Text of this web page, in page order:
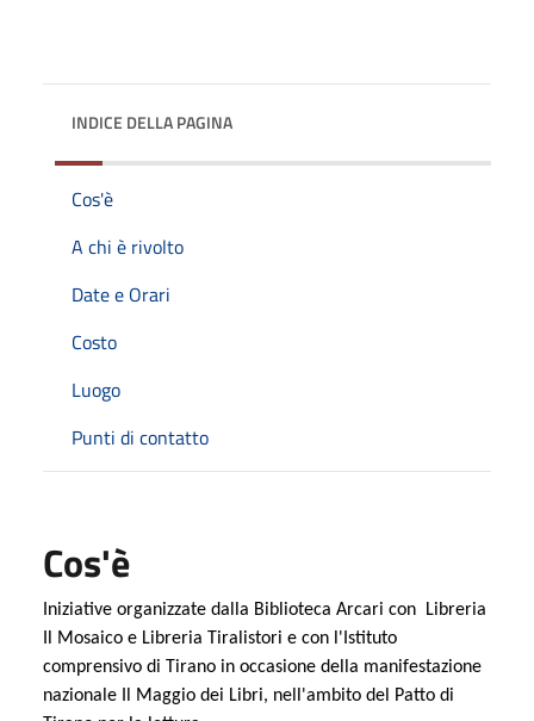
INDICE DELLA PAGINA
Cos'è
A chi è rivolto
Date e Orari
Costo
Luogo
Punti di contatto
Cos'è
Iniziative organizzate dalla Biblioteca Arcari con Libreria
Il Mosaico e Libreria Tiralistori e con l'Istituto
comprensivo di Tirano in occasione della manifestazione
nazionale Il Maggio dei Libri, nell'ambito del Patto di